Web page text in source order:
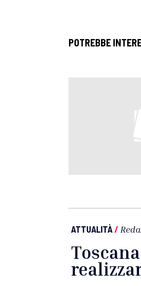
POTREBBE
ATTUALITÀ/